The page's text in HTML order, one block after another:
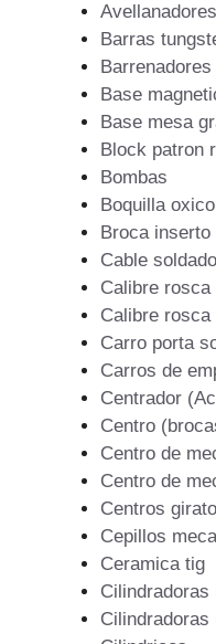
Avellanadores
Barras
Barrenadores
Base
Base mesa
Block patron
Bombas
Boquilla
Broca
Cable
Calibre
Calibre rosca
Carro porta
Carros de
Centrador
Centro
Centro de
Centro de
Centros
Cepillos
Ceramica tig
Cilindradoras
Cilindradoras